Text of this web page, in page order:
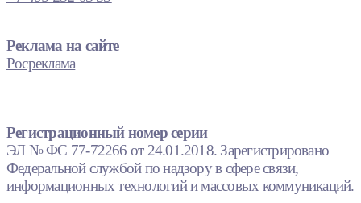
Реклама на сайте
Росреклама
Регистрационный номер серии
ЭЛ № ФС 77-72266 от 24.01.2018. Зарегистрировано
Федеральной службой по надзору в сфере связи,
информационных технологий и массовых коммуникаций.